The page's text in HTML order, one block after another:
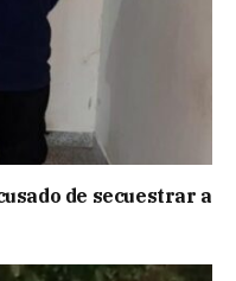
de secuestrar a